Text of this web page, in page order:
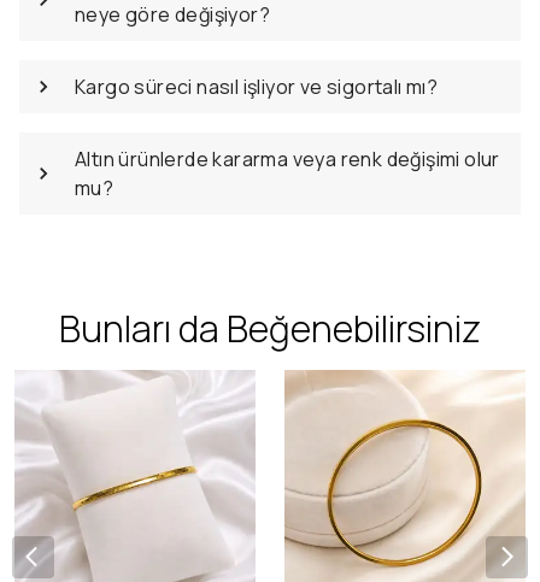
neye göre değişiyor?
Kargo süreci nasıl işliyor ve sigortalı mı?
Altın ürünlerde kararma veya renk değişimi olur
mu?
Bunları da Beğenebilirsiniz